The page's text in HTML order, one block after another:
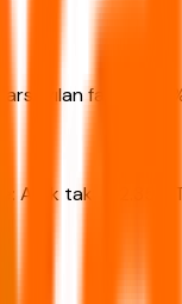
faiz oranı
Aylık taksit